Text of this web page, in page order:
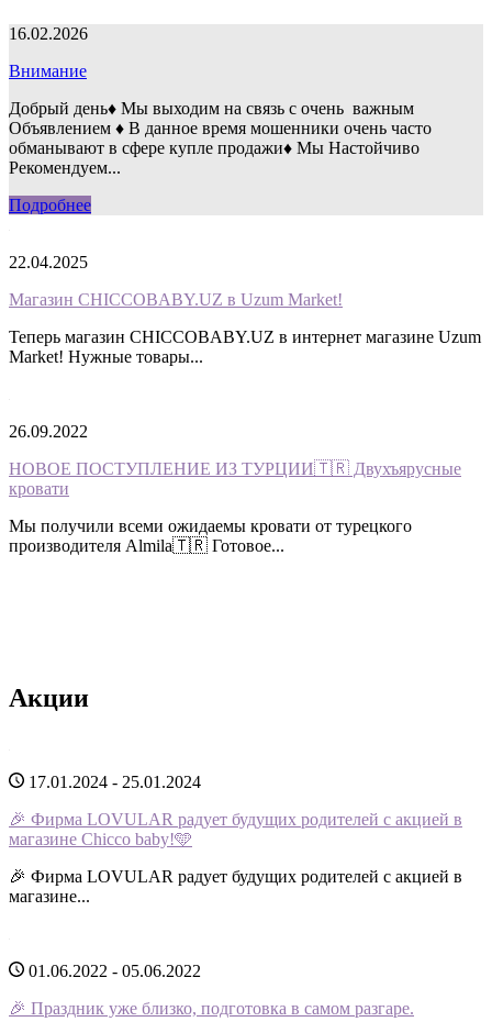
16.02.2026
Внимание
Добрый день♦️ Мы выходим на связь с очень важным
Объявлением ♦️ В данное время мошенники очень часто
обманывают в сфере купле продажи♦️ Мы Настойчиво
Рекомендуем...
Подробнее
22.04.2025
Магазин CHICCOBABY.UZ в Uzum Market!
Теперь магазин CHICCOBABY.UZ в интернет магазине Uzum
Market! Нужные товары...
26.09.2022
НОВОЕ ПОСТУПЛЕНИЕ ИЗ ТУРЦИИ🇹🇷 Двухъярусные
кровати
Мы получили всеми ожидаемы кровати от турецкого
производителя Almila🇹🇷 Готовое...
Акции
17.01.2024 - 25.01.2024
🎉 Фирма LOVULAR радует будущих родителей с акцией в
магазине Chicco baby!🩵
🎉 Фирма LOVULAR радует будущих родителей с акцией в
магазине...
01.06.2022 - 05.06.2022
🎉 Праздник уже близко, подготовка в самом разгаре.